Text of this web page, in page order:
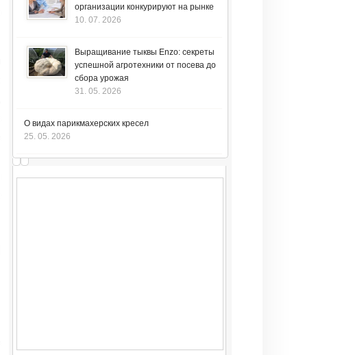
организации конкурируют на рынке
10. 07. 2026
Выращивание тыквы Enzo: секреты
успешной агротехники от посева до
сбора урожая
31. 05. 2026
О видах парикмахерских кресел
25. 05. 2026